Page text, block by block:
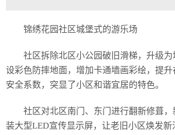
锦绣花园社区城堡式的游乐场
社区拆除北区小公园破旧滑梯，升级
设彩色防摔地面，增加卡通墙画彩绘，提
安全系数，突显了小区和谐宜居的特色。
社区对北区南门、东门进行翻新修葺
装大型LED宣传显示屏，让老旧小区焕发新